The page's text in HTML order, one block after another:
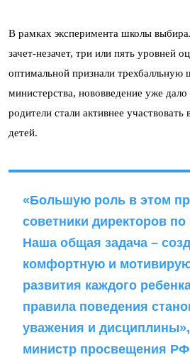
В рамках эксперимента школы
зачет-незачет, три или пять уровней
оптимальной признали
министерства, нововведение уже дало
родители стали активнее
детей.
«Большую роль в этом
советники директоров
Наша общая задача –
комфортную и
развития каждого
правила поведения
уважения и
министр просвещения РФ